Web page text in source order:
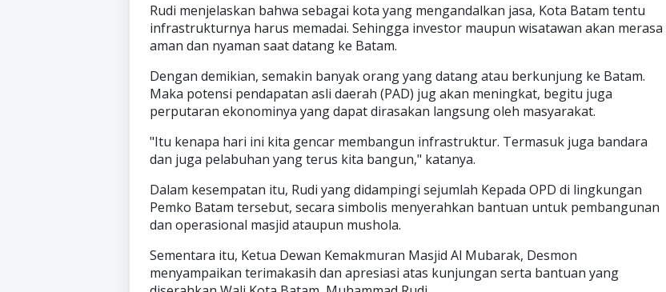
Rudi menjelaskan bahwa sebagai kota yang mengandalkan jasa, Kota Batam tentu
infrastrukturnya harus memadai. Sehingga investor maupun wisatawan akan merasa
aman dan nyaman saat datang ke Batam.
Dengan demikian, semakin banyak orang yang datang atau berkunjung ke Batam.
Maka potensi pendapatan asli daerah (PAD) jug akan meningkat, begitu juga
perputaran ekonominya yang dapat dirasakan langsung oleh masyarakat.
"Itu kenapa hari ini kita gencar membangun infrastruktur. Termasuk juga bandara
dan juga pelabuhan yang terus kita bangun," katanya.
Dalam kesempatan itu, Rudi yang didampingi sejumlah Kepada OPD di lingkungan
Pemko Batam tersebut, secara simbolis menyerahkan bantuan untuk pembangunan
dan operasional masjid ataupun mushola.
Sementara itu, Ketua Dewan Kemakmuran Masjid Al Mubarak, Desmon
menyampaikan terimakasih dan apresiasi atas kunjungan serta bantuan yang